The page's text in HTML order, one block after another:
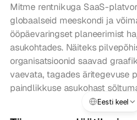
Mitme rentnikuga SaaS-
globaalseid meeskondi ja
ööpäevaringset planeerimist
asukohtades. Näiteks
organisatsioonid saavad
vaevata, tagades äritegevuse
paindlikkuse asukohast
Eesti keel